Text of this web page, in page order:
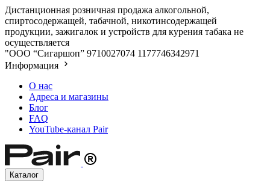
Дистанционная розничная продажа алкогольной,
спиртосодержащей, табачной, никотинсодержащей
продукции, зажигалок и устройств для курения табака не
осуществляется
"ООО “Сигаршоп” 9710027074 1177746342971
Информация
О нас
Адреса и магазины
Блог
FAQ
YouTube-канал Pair
Каталог